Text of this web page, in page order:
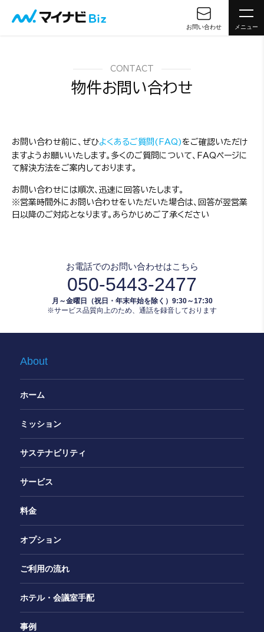
お問い合わせ メニュー
CONTACT
物件お問い合わせ
お問い合わせ前に、ぜひよくあるご質問(FAQ) をご確認いただけ
ますようお願いいたします。多くのご質問について、FAQページに
て解決方法をご案内しております。
お問い合わせには順次、迅速に回答いたします。
※営業時間外にお問い合わせをいただいた場合は、回答が翌営業
日以降のご対応となります。あらかじめご了承ください
お電話でのお問い合わせはこちら
050-5443-2477
月～金曜日（祝日・年末年始を除く）9:30～17:30
※サービス品質向上のため、通話を録音しております
About
ホーム
ミッション
サステナビリティ
サービス
料金
オプション
ご利用の流れ
ホテル・会議室手配
事例